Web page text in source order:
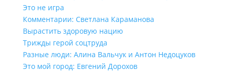
Это не игра
Комментарии: Светлана Караманова
Вырастить здоровую нацию
Трижды герой соцтруда
Разные люди: Алина Вальчук и Антон Недоцуков
Это мой город: Евгений Дорохов